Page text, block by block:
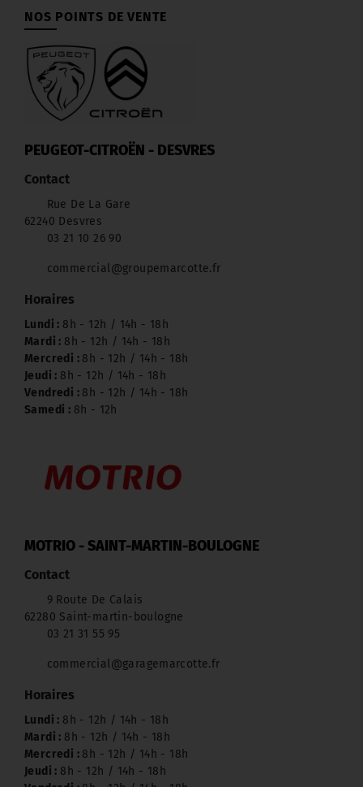
NOS POINTS DE VENTE
PEUGEOT-CITROËN - DESVRES
Contact
Rue De La Gare
62240 Desvres
03 21 10 26 90
commercial@groupemarcotte.fr
Horaires
Lundi : 8h - 12h / 14h - 18h
Mardi : 8h - 12h / 14h - 18h
Mercredi : 8h - 12h / 14h - 18h
Jeudi : 8h - 12h / 14h - 18h
Vendredi : 8h - 12h / 14h - 18h
Samedi : 8h - 12h
MOTRIO - SAINT-MARTIN-BOULOGNE
Contact
9 Route De Calais
62280 Saint-martin-boulogne
03 21 31 55 95
commercial@garagemarcotte.fr
Horaires
Lundi : 8h - 12h / 14h - 18h
Mardi : 8h - 12h / 14h - 18h
Mercredi : 8h - 12h / 14h - 18h
Jeudi : 8h - 12h / 14h - 18h